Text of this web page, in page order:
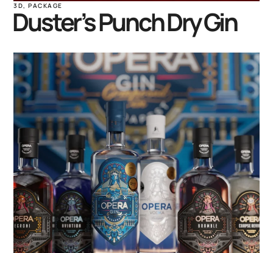
3D,PACKAGE
Duster’s Punch Dry Gin